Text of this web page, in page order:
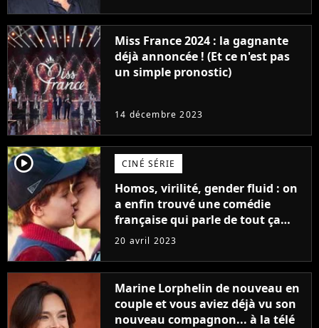
Miss France 2024 : la gagnante
déjà annoncée ! (Et ce n'est pas
un simple pronostic)
14 décembre 2023
player2 CINÉ SÉRIE
Homos, virilité, gender fluid : on
a enfin trouvé une comédie
française qui parle de tout ça
sans être super ringarde
20 avril 2023
Marine Lorphelin de nouveau en
couple et vous aviez déjà vu son
nouveau compagnon... à la télé